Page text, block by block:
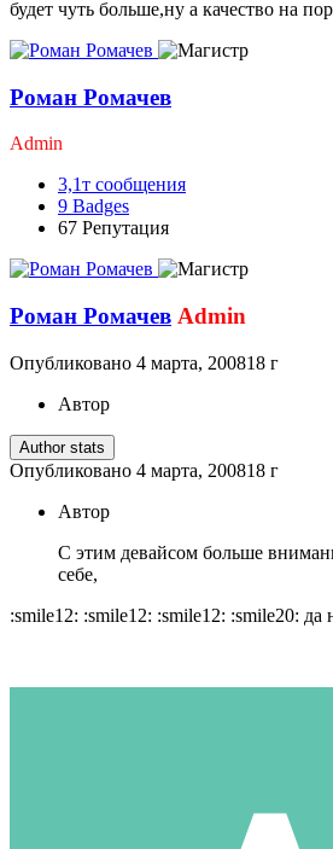
будет чуть больше,ну а качество на
Роман Ромачев
Admin
3,1т сообщения
9 Badges
67 Репутация
Роман Ромачев Admin
Опубликовано 4 марта, 200818 г
Автор
Author stats
Опубликовано 4 марта, 200818 г
Автор
С этим девайсом больше
себе,
:smile12: :smile12: :smile12: :smile20: да